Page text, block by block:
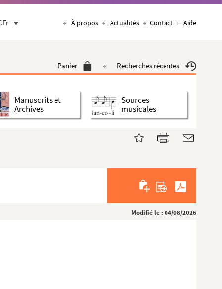
À propos Actualités Contact Aide
Panier Recherches récentes
Manuscrits et
Archives
Sources
musicales
Modifié le : 04/08/2026